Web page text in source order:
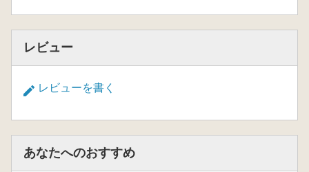
レビュー
レビューを書く
あなたへのおすすめ